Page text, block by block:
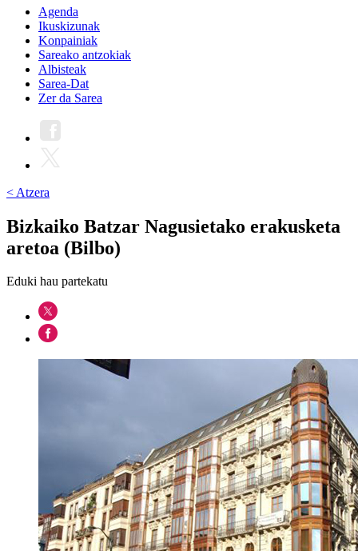
Agenda
Ikuskizunak
Konpainiak
Sareako antzokiak
Albisteak
Sarea-Dat
Zer da Sarea
< Atzera
Bizkaiko Batzar Nagusietako erakusketa
aretoa (Bilbo)
Eduki hau partekatu